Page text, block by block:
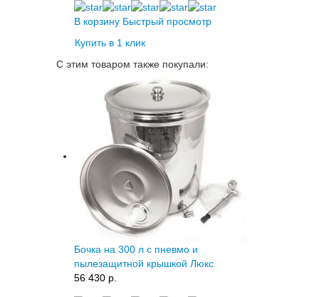
В корзину Быстрый просмотр
Купить в 1 клик
С этим товаром также покупали:
Бочка на 300 л с пневмо и
пылезащитной крышкой Люкс
56 430 p.